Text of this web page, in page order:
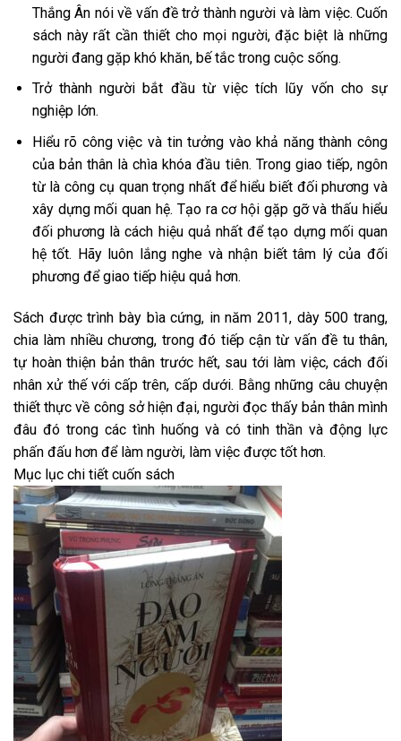
Thắng Ân nói về vấn đề trở thành người và làm việc. Cuốn
sách này rất cần thiết cho mọi người, đặc biệt là những
người đang gặp khó khăn, bế tắc trong cuộc sống.
Trở thành người bắt đầu từ việc tích lũy vốn cho sự
nghiệp lớn.
Hiểu rõ công việc và tin tưởng vào khả năng thành công
của bản thân là chìa khóa đầu tiên. Trong giao tiếp, ngôn
từ là công cụ quan trọng nhất để hiểu biết đối phương và
xây dựng mối quan hệ. Tạo ra cơ hội gặp gỡ và thấu hiểu
đối phương là cách hiệu quả nhất để tạo dựng mối quan
hệ tốt. Hãy luôn lắng nghe và nhận biết tâm lý của đối
phương để giao tiếp hiệu quả hơn.
Sách được trình bày bìa cứng, in năm 2011, dày 500 trang,
chia làm nhiều chương, trong đó tiếp cận từ vấn đề tu thân,
tự hoàn thiện bản thân trước hết, sau tới làm việc, cách đối
nhân xử thế với cấp trên, cấp dưới. Bằng những câu chuyện
thiết thực về công sở hiện đại, người đọc thấy bản thân mình
đâu đó trong các tình huống và có tinh thần và động lực
phấn đấu hơn để làm người, làm việc được tốt hơn.
Mục lục chi tiết cuốn sách